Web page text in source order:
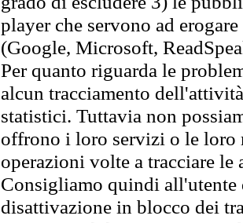
player che servono ad
(Google, Microsoft,
Per quanto riguarda le
alcun tracciamento
statistici. Tuttavia non
offrono i loro servizi o le loro
operazioni volte a tracciare
Consigliamo quindi all'utente
disattivazione in blocco dei